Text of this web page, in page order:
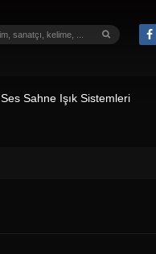
Ses Sahne Işık Sistemleri